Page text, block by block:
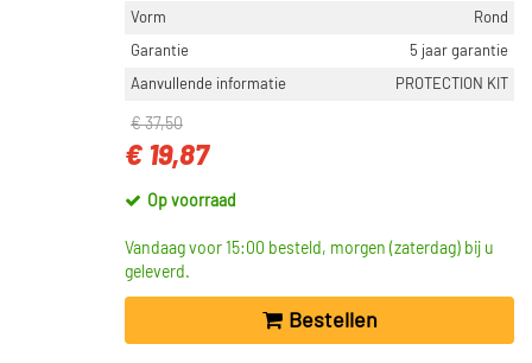
Achteras (300)
Vooras (279)
Achteras links (35)
VOORRAAD
Niet op voorraad (411)
Op voorraad (380)
Vorm
Rond
Garantie
5 jaar garantie
Aanvullende informatie
PROTECTION KIT
€ 37,50
€ 19,87
Op voorraad
Vandaag voor 15:00 besteld, morgen (zaterdag) bij u
geleverd.
Bestellen